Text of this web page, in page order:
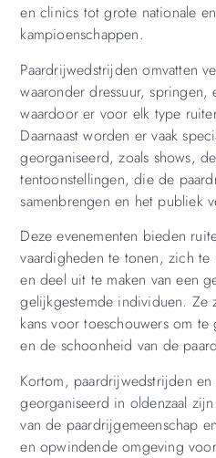
en clinics tot grote nationale
kampioenschappen.
Paardrijwedstrijden omvatten
waaronder dressuur, springen,
waardoor er voor elk type
Daarnaast worden er vaak
georganiseerd, zoals shows,
tentoonstellingen, die de
samenbrengen en het publiek
Deze evenementen bieden
vaardigheden te tonen, zich te
en deel uit te maken van een
gelijkgestemde individuen.
kans voor toeschouwers om
en de schoonheid van de
Kortom, paardrijwedstrijden en
georganiseerd in oldenzaal
van de paardrijgemeenschap
en opwindende omgeving